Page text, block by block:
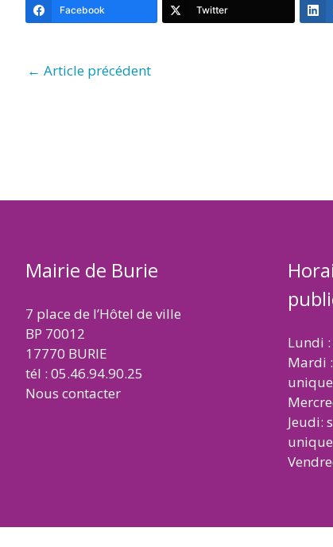
Facebook Twitter
← Article précédent
Mairie de Burie
7 place de l’Hôtel de ville
BP 70012
17770 BURIE
tél : 05.46.94.90.25
Nous contacter
Lundi
Mardi
Jeudi: